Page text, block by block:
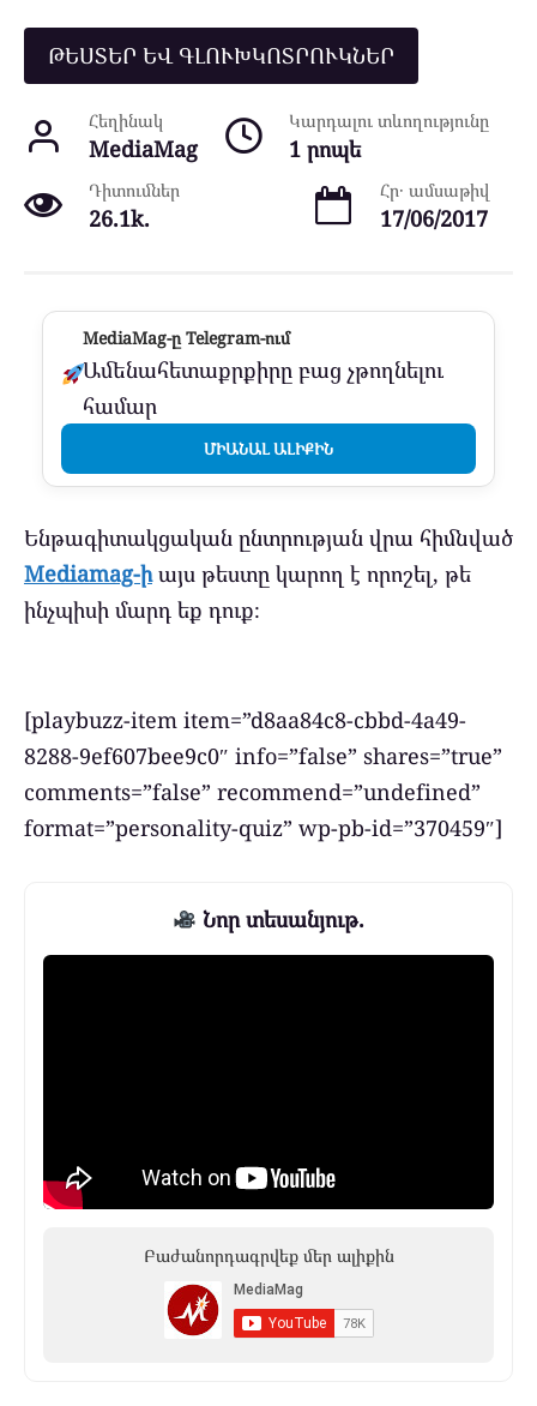
ԹԵՍՏԵՐ ԵՎ ԳԼՈՒԽԿՈՏՐՈՒԿՆԵՐ
Հեղինակ
MediaMag
Կարդալու տևողությունը
1 րոպե
Դիտումներ
26.1k.
Հր․ ամսաթիվ
17/06/2017
MediaMag-ը Telegram-ում
Ամենահետաքրքիրը բաց չթողնելու
համար
ՄԻԱՆԱԼ ԱԼԻՔԻՆ
Ենթագիտակցական ընտրության վրա հիմնված
Mediamag-իայս թեստը կարող է որոշել, թե
ինչպիսի մարդ եք դուք։
[playbuzz-item item=”d8aa84c8-cbbd-4a49-
8288-9ef607bee9c0″ info=”false” shares=”true”
comments=”false” recommend=”undefined”
format=”personality-quiz” wp-pb-id=”370459″]
Նոր տեսանյութ.
Բաժանորդագրվեք մեր ալիքին